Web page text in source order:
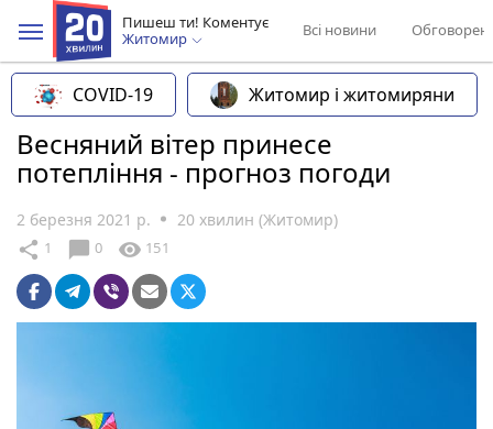
Пишеш ти! Коментує
Житомир
Всі новини
COVID-19 Житомир і житомиряни
Весняний вітер принесе
потепління - прогноз погоди
2 березня 2021 р. 20 хвилин (Житомир)
share 1 chat_bubble 0 visibility 151